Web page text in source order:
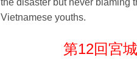
the disaster but never blaming
Vietnamese youths.
第12回宮